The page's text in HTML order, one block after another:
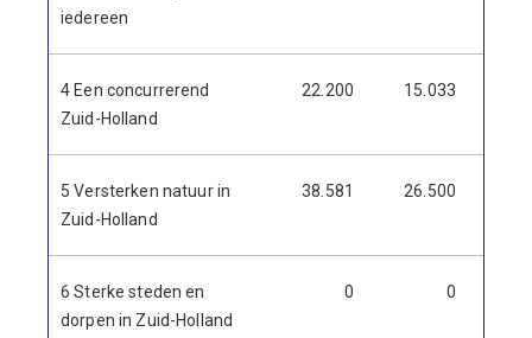
iedereen
4 Een concurrerend
Zuid-Holland
22.200 15.033
5 Versterken natuur in
Zuid-Holland
38.581 26.500
6 Sterke steden en
dorpen in Zuid-Holland
0 0